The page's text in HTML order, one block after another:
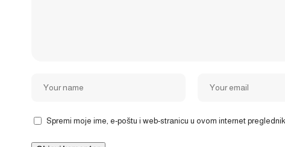
Spremi moje ime, e-poštu i web-stranicu u ovom internet